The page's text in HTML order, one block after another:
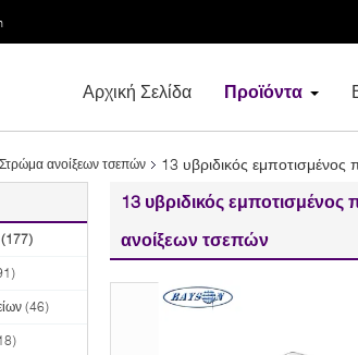
Αρχική Σελίδα Προϊόντα
Στρώμα ανοίξεων τσεπών 13 υβριδικός
(177)
(46)
13 υβριδικός
ανοίξεων τσεπών